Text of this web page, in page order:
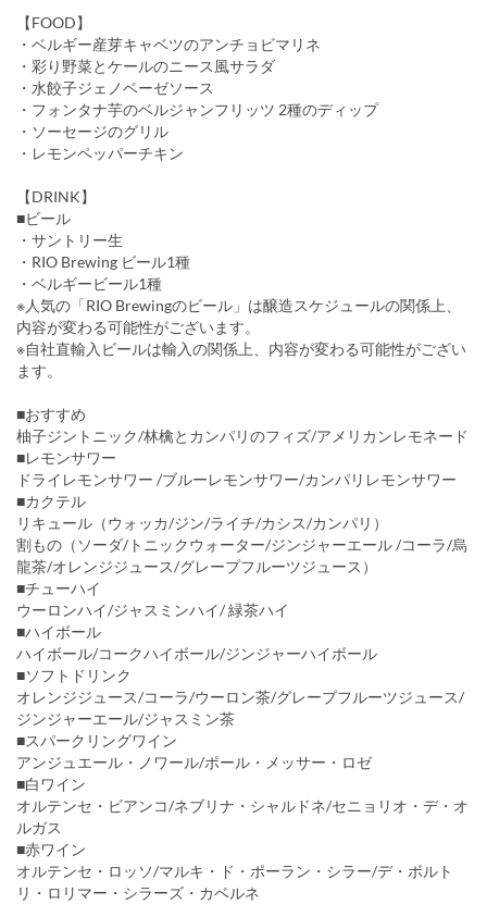
【FOOD】
・ベルギー産芽キャベツのアンチョビマリネ
・彩り野菜とケールのニース風サラダ
・水餃子ジェノベーゼソース
・フォンタナ芋のベルジャンフリッツ 2種のディップ
・ソーセージのグリル
・レモンペッパーチキン
【DRINK】
■ビール
・サントリー生
・RIO Brewing ビール1種
・ベルギービール1種
※人気の「RIO Brewingのビール」は醸造スケジュールの関係上、
内容が変わる可能性がございます。
※自社直輸入ビールは輸入の関係上、内容が変わる可能性がござい
ます。
■おすすめ
柚子ジントニック/林檎とカンパリのフィズ/アメリカンレモネード
■レモンサワー
ドライレモンサワー /ブルーレモンサワー/カンパリレモンサワー
■カクテル
リキュール（ウォッカ/ジン/ライチ/カシス/カンパリ）
割もの（ソーダ/トニックウォーター/ジンジャーエール /コーラ/烏
龍茶/オレンジジュース/グレープフルーツジュース）
■チューハイ
ウーロンハイ/ジャスミンハイ/ 緑茶ハイ
■ハイボール
ハイボール/コークハイボール/ジンジャーハイボール
■ソフトドリンク
オレンジジュース/コーラ/ウーロン茶/グレープフルーツジュース/
ジンジャーエール/ジャスミン茶
■スパークリングワイン
アンジュエール・ノワール/ポール・メッサー・ロゼ
■白ワイン
オルテンセ・ビアンコ/ネブリナ・シャルドネ/セニョリオ・デ・オ
ルガス
■赤ワイン
オルテンセ・ロッソ/マルキ・ド・ポーラン・シラー/デ・ボルト
リ・ロリマー・シラーズ・カベルネ